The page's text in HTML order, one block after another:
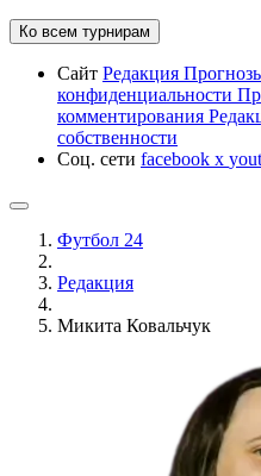
Ко всем турнирам
Сайт Редакция
конфиденциальности
комментирования
собственности
Соц. сети facebook x
Футбол 24
Редакция
Микита Ковальчук